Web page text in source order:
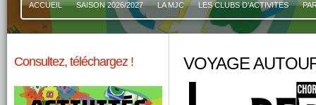
ACCUEIL SAISON 2026/2027 LA MJC LES CLUBS D’ACTIVITES
VOYAGE
Consultez, téléchargez !